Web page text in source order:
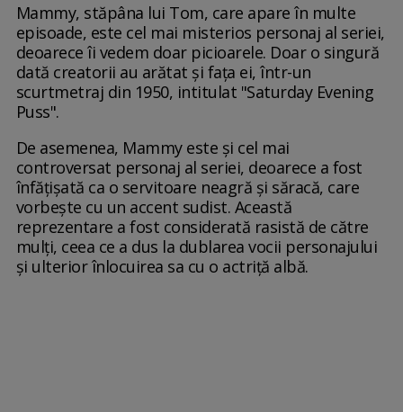
Mammy, stăpâna lui Tom, care apare în multe
episoade, este cel mai misterios personaj al seriei,
deoarece îi vedem doar picioarele. Doar o singură
dată creatorii au arătat și fața ei, într-un
scurtmetraj din 1950, intitulat "Saturday Evening
Puss".
De asemenea, Mammy este și cel mai
controversat personaj al seriei, deoarece a fost
înfățișată ca o servitoare neagră și săracă, care
vorbește cu un accent sudist. Această
reprezentare a fost considerată rasistă de către
mulți, ceea ce a dus la dublarea vocii personajului
și ulterior înlocuirea sa cu o actriță albă.